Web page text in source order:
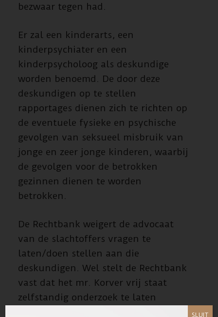
bezwaar tegen had.
Er zal een kinderarts, een
kinderpsychiater en een
kinderpsycholoog als deskundige
worden benoemd. De door deze
deskundigen op te stellen
rapportages dienen zich te richten op
de eventuele fysieke en psychische
gevolgen van seksueel misbruik van
jonge en zeer jonge kinderen, waarbij
de gevolgen voor de betrokken
gezinnen dienen te worden
betrokken.
De Rechtbank weigert de advocaat
van de slachtoffers vragen te
laten/doen stellen aan die
deskundigen. Wel stelt de Rechtbank
vast dat het mr. Korver vrij staat
zelfstandig onderzoek te laten
SLUIT